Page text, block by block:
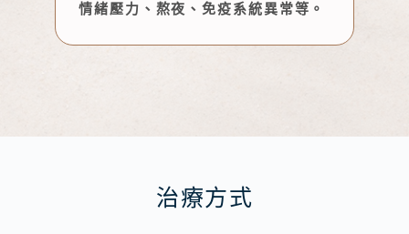
情緒壓力、熬夜、免疫系統異常等。
治療方式